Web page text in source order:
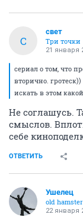
С
свет
Три точки
21 января
сериал о том, что
вторично. гротеск))
искать в этом
Не соглашусь.
смыслов.
себе
ОТВЕТИТЬ
Ушелец
old hamster
22 января